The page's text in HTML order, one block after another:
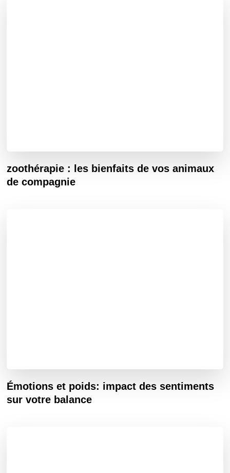
zoothérapie : les bienfaits de vos animaux
de compagnie
Émotions et poids: impact des sentiments
sur votre balance